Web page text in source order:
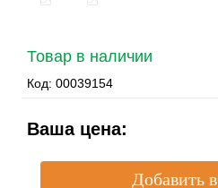
Товар в наличии
Код: 00039154
Ваша цена: